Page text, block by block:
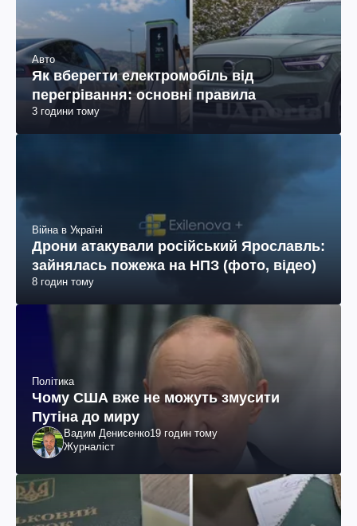
Авто
Як вберегти електромобіль від
перегрівання: основні правила
3 години тому
Війна в Україні
Дрони атакували російський Ярославль:
зайнялась пожежа на НПЗ (фото, відео)
8 годин тому
Політика
Чому США вже не можуть змусити
Путіна до миру
Вадим Денисенко19 годин тому
Журналіст